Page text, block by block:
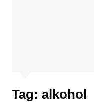
Tag: alkohol